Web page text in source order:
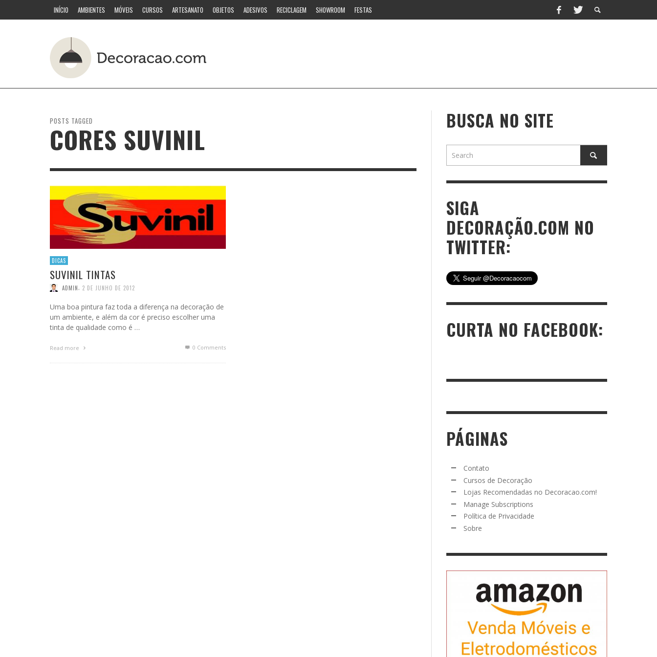
INÍCIO AMBIENTES MÓVEIS CURSOS ARTESANATO OBJETOS ADESIVOS RECICLAGEM SHOWROOM FESTAS
POSTS TAGGED
CORES SUVINIL
DICAS
SUVINIL TINTAS
ADMIN, 2 DE JUNHO DE 2012
Uma boa pintura faz toda a diferença na decoração de
um ambiente, e além da cor é preciso escolher uma
tinta de qualidade como é …
Read more 0 Comments
BUSCA NO SITE
SIGA
DECORAÇÃO.COM NO
TWITTER:
CURTA NO FACEBOOK:
PÁGINAS
Contato
Cursos de Decoração
Lojas Recomendadas no Decoracao.com!
Manage Subscriptions
Política de Privacidade
Sobre